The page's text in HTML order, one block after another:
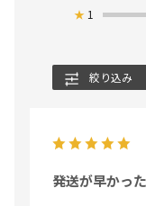
★ 1
絞り込み
発送が早かった